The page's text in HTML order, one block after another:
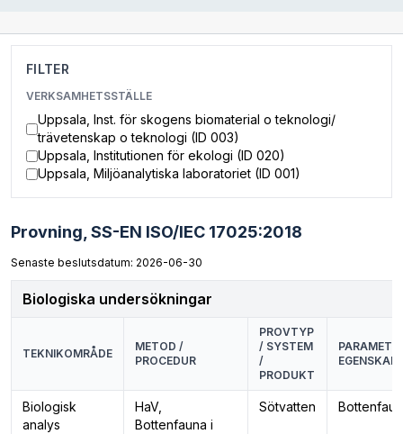
FILTER
VERKSAMHETSSTÄLLE
Uppsala, Inst. för skogens biomaterial o teknologi/
trävetenskap o teknologi (ID 003)
Uppsala, Institutionen för ekologi (ID 020)
Uppsala, Miljöanalytiska laboratoriet (ID 001)
Provning, SS-EN ISO/IEC 17025:2018
Senaste beslutsdatum: 2026-06-30
Biologiska undersökningar
TEKNIKOMRÅDE
METOD /
PROCEDUR
PROVTYP
/ SYSTEM
/
PRODUKT
Biologisk
analys
HaV,
Bottenfauna i
Sötvatten